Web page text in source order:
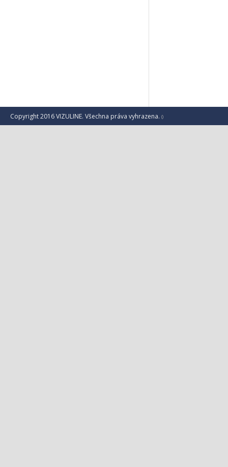
Copyright 2016 VIZULINE. Všechna práva vyhrazena. ()